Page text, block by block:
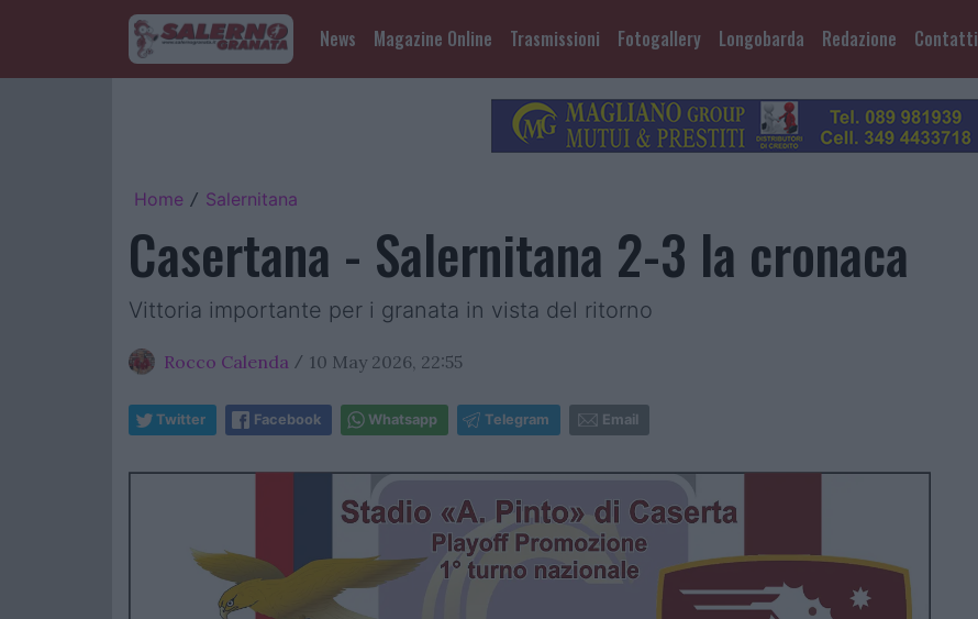
News Magazine Online Trasmissioni Fotogallery Longobarda Redazione Contatti
Home / Salernitana
Casertana - Salernitana 2-3 la cronaca
Vittoria importante per i granata in vista del ritorno
Rocco Calenda / 10 May 2026, 22:55
Twitter Facebook Whatsapp Telegram Email